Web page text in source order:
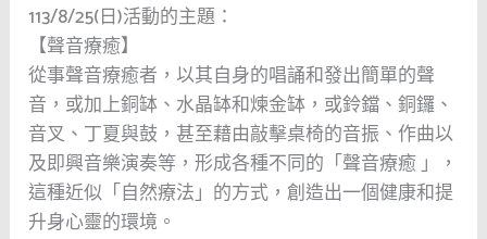
113/8/25(日)活動的主題：
【聲音療癒】
從事聲音療癒者，以其自身的唱誦和發出簡單的聲
音，或加上銅缽、水晶缽和煉金缽，或鈴鐺、銅鑼、
音叉、丁夏與鼓，甚至藉由敲擊桌椅的音振、作曲以
及即興音樂演奏等，形成各種不同的「聲音療癒 」，
這種近似「自然療法」的方式，創造出一個健康和提
升身心靈的環境。